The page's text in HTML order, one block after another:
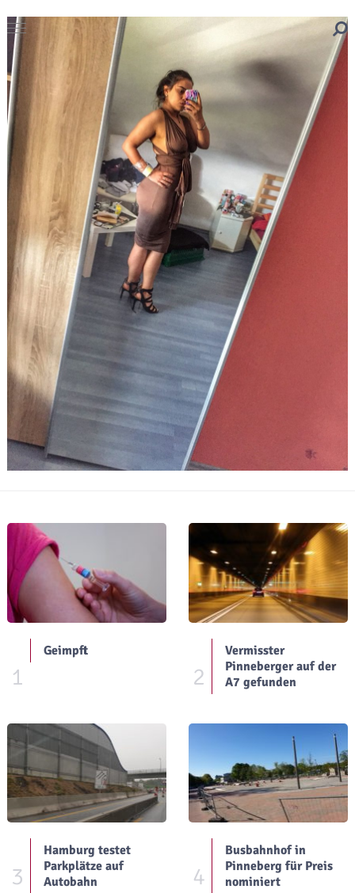
1
Geimpft
2
Vermisster
Pinneberger auf der
A7 gefunden
3
Hamburg testet
Parkplätze auf
Autobahn
4
Busbahnhof in
Pinneberg für Preis
nominiert